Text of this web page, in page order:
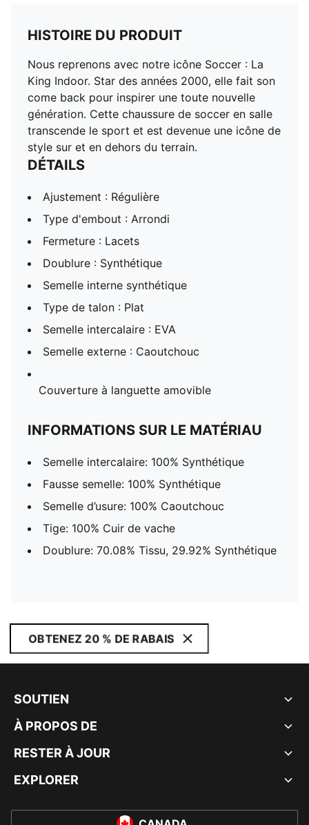
HISTOIRE DU PRODUIT
Nous reprenons avec notre icône Soccer : La
King Indoor. Star des années 2000, elle fait son
come back pour inspirer une toute nouvelle
génération. Cette chaussure de soccer en salle
transcende le sport et est devenue une icône de
style sur et en dehors du terrain.
DÉTAILS
Ajustement : Régulière
Type d'embout : Arrondi
Fermeture : Lacets
Doublure : Synthétique
Semelle interne synthétique
Type de talon : Plat
Semelle intercalaire : EVA
Semelle externe : Caoutchouc
Couverture à languette amovible
INFORMATIONS SUR LE MATÉRIAU
Semelle intercalaire: 100% Synthétique
Fausse semelle: 100% Synthétique
Semelle d’usure: 100% Caoutchouc
Tige: 100% Cuir de vache
Doublure: 70.08% Tissu, 29.92% Synthétique
OBTENEZ 20 % DE RABAIS
SOUTIEN
À PROPOS DE
RESTER À JOUR
EXPLORER